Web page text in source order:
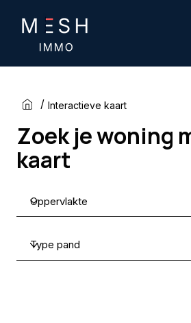
/ Interactieve kaart
Zoek je woning
kaart